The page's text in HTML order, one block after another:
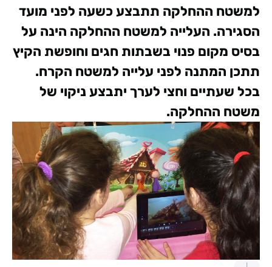
למשטח ההחלקה תתבצע כשעה לפני מועד
הסגירה. העלייה למשטח ההחלקה הינה על
בסיס מקום פנוי בשבתות חגים וחופשת הקיץ
תתכן המתנה לפני עלייה למשטח הקרח.
בכל שעתיים וחצי לערך יתבצע ניקוי של
משטח ההחלקה.